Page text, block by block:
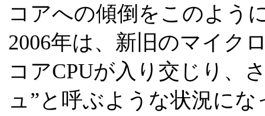
コアへの傾倒をこのよう
2006年は、新旧のマイク
コアCPUが入り交じり、
ュ”と呼ぶような状況に